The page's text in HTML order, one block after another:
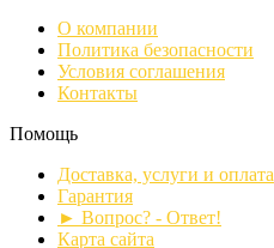
О компании
Политика безопасности
Условия соглашения
Контакты
Помощь
Доставка, услуги и оплата
Гарантия
► Вопрос? - Ответ!
Карта сайта